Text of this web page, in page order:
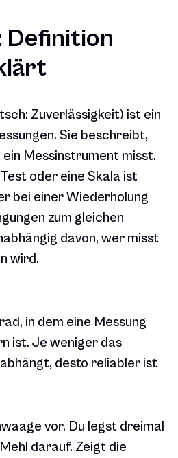
Definition
Zuverlässigkeit) ist ein
Sie beschreibt,
Messinstrument misst.
oder eine Skala ist
bei einer Wiederholung
zum gleichen
davon, wer misst
wird.
in dem eine Messung
ist. Je weniger das
desto reliabler ist
vor. Du legst dreimal
darauf. Zeigt die